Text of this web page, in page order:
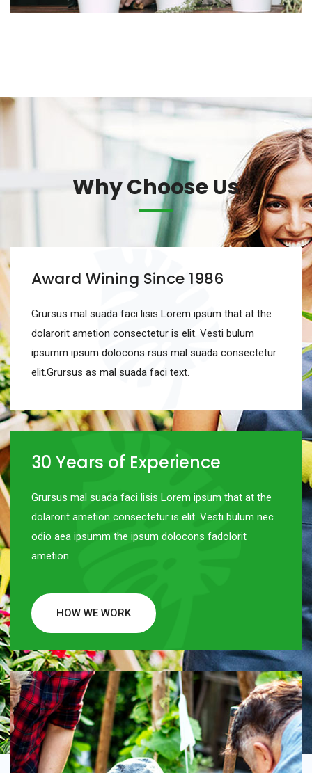
Why Choose Us
Award Wining Since 1986
Grursus mal suada faci lisis Lorem ipsum that at the
dolarorit ametion consectetur is elit. Vesti bulum
ipsumm ipsum dolocons rsus mal suada consectetur
elit.Grursus as mal suada faci text.
30 Years of Experience
Grursus mal suada faci lisis Lorem ipsum that at the
dolarorit ametion consectetur is elit. Vesti bulum nec
odio aea ipsumm the ipsum dolocons fadolorit
ametion.
HOW WE WORK